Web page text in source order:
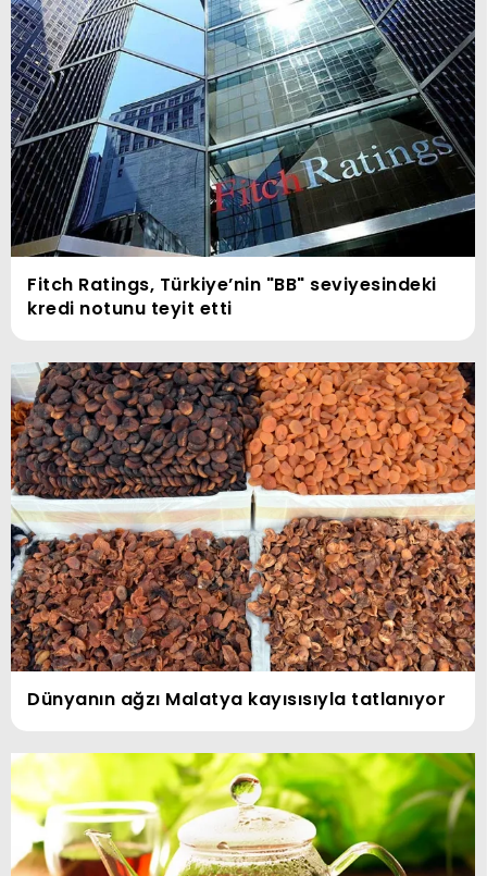
Fitch Ratings, Türkiye’nin "BB" seviyesindeki
kredi notunu teyit etti
Dünyanın ağzı Malatya kayısısıyla tatlanıyor